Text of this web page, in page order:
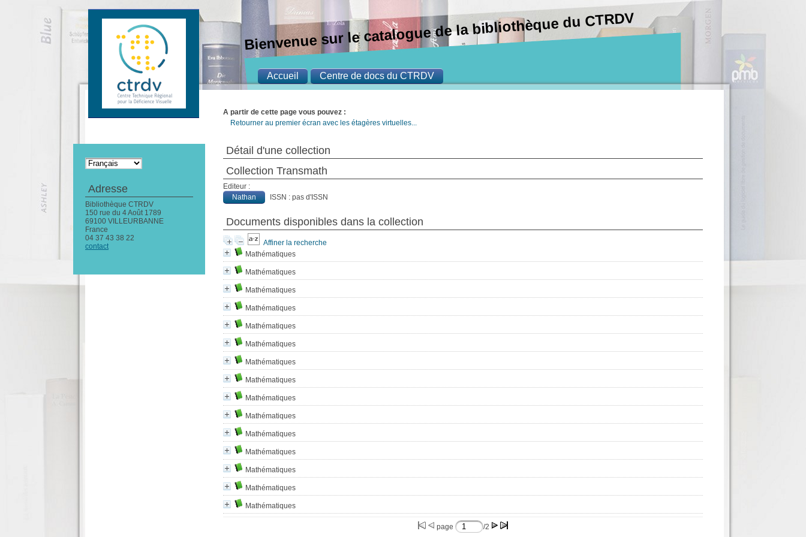
A partir de cette page vous pouvez :
Retourner au premier écran avec les étagères virtuelles...
Détail d'une collection
Collection Transmath
Editeur :
Nathan
ISSN : pas d'ISSN
Documents disponibles dans la collection
Affiner la recherche
Mathématiques
Mathématiques
Mathématiques
Mathématiques
Mathématiques
Mathématiques
Mathématiques
Mathématiques
Mathématiques
Mathématiques
Mathématiques
Mathématiques
Mathématiques
Mathématiques
Mathématiques
page /2
Bienvenue sur le catalogue de la bibliothèque du CTRDV
Accueil Centre de docs du CTRDV
Adresse
Bibliothèque CTRDV
150 rue du 4 Août 1789
69100 VILLEURBANNE
France
04 37 43 38 22
contact